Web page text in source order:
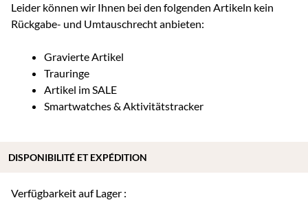
Leider können wir Ihnen bei den folgenden Artikeln kein
Rückgabe- und Umtauschrecht anbieten:
Gravierte Artikel
Trauringe
Artikel im SALE
Smartwatches & Aktivitätstracker
Verfügbarkeit auf Lager :
DISPONIBILITÉ ET EXPÉDITION